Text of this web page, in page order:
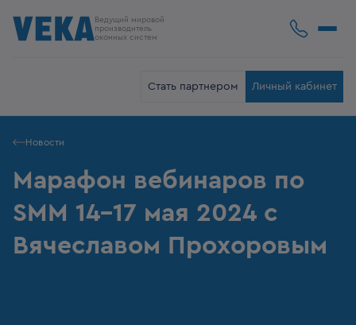
Ведущий мировой
производитель
оконных систем
Стать партнером Личный кабинет
Новости
Марафон вебинаров по
SMM 14-17 мая 2024 с
Вячеславом Прохоровым